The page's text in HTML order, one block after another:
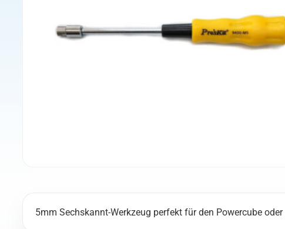
5mm Sechskannt-Werkzeug perfekt für den Powercube